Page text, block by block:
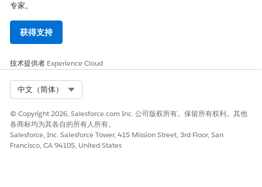
请与我们共享您的想法，以便我们进行改进！
专家。
获得支持
技术提供者 Experience Cloud
中文（简体）
© Copyright 2026, Salesforce.com Inc. 公司版权所有。保留所有权利。其他
各商标均为其各自的所有人所有。
Salesforce, Inc. Salesforce Tower, 415 Mission Street, 3rd Floor, San
Francisco, CA 94105, United States